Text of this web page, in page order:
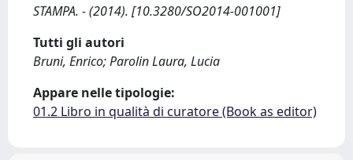
STAMPA. - (2014). [10.3280/SO2014-001001]
Tutti gli autori
Bruni, Enrico; Parolin Laura, Lucia
Appare nelle tipologie:
01.2 Libro in qualità di curatore (Book as editor)